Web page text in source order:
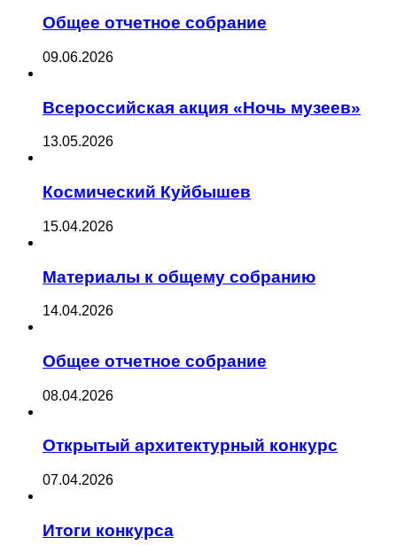
Общее отчетное собрание
09.06.2026
Всероссийская акция «Ночь музеев»
13.05.2026
Космический Куйбышев
15.04.2026
Материалы к общему собранию
14.04.2026
Общее отчетное собрание
08.04.2026
Открытый архитектурный конкурс
07.04.2026
Итоги конкурса